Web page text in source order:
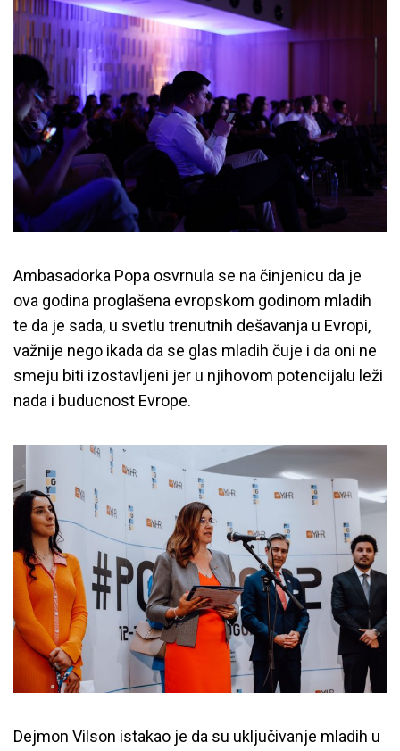
Ambasadorka Popa osvrnula se na činjenicu da je
ova godina proglašena evropskom godinom mladih
te da je sada, u svetlu trenutnih dešavanja u Evropi,
važnije nego ikada da se glas mladih čuje i da oni ne
smeju biti izostavljeni jer u njihovom potencijalu leži
nada i buducnost Evrope.
Dejmon Vilson istakao je da su uključivanje mladih u